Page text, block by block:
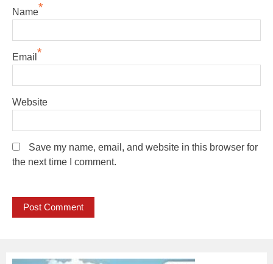
Name*
Email *
Website
Save my name, email, and website in this browser for
the next time I comment.